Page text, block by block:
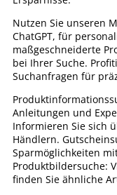
Nutzen Sie unseren
ChatGPT, für
maßgeschneiderte
bei Ihrer Suche.
Suchanfragen für
Anleitungen und
Informieren Sie sich
Händlern.
Sparmöglichkeiten
Produktbildersuche:
finden Sie ähnliche